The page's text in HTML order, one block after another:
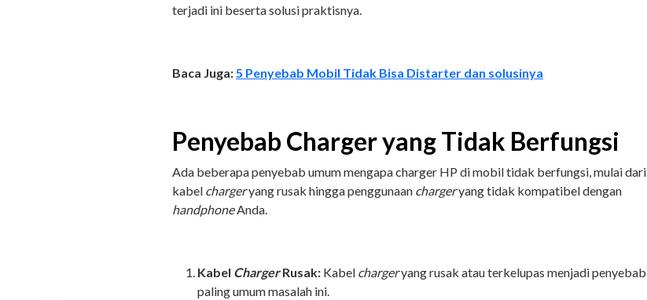
terjadi ini beserta solusi praktisnya.
Baca Juga:5 Penyebab Mobil Tidak Bisa Distarter dan solusinya
Penyebab Charger yang Tidak Berfungsi
Ada beberapa penyebab umum mengapa charger HP di mobil tidak berfungsi, mulai dari
kabel chargeryang rusak hingga penggunaan chargeryang tidak kompatibel dengan
handphoneAnda.
Kabel ChargerRusak: Kabel chargeryang rusak atau terkelupas menjadi penyebab
paling umum masalah ini.